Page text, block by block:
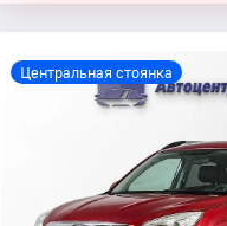
Центральная стоянка